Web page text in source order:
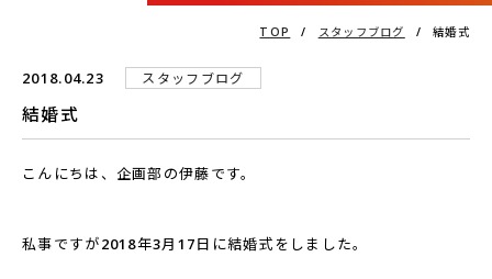
TOP / スタッフブログ / 結婚式
2018.04.23 スタッフブログ
結婚式
こんにちは、企画部の伊藤です。
私事ですが2018年3月 17日に結婚式をしました。